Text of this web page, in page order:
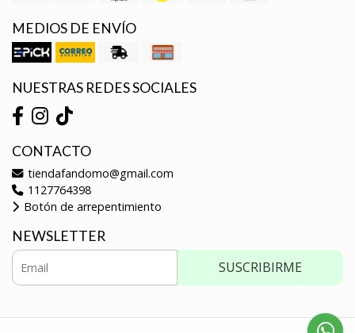
MEDIOS DE ENVÍO
NUESTRAS REDES SOCIALES
CONTACTO
tiendafandomo@gmail.com
1127764398
Botón de arrepentimiento
NEWSLETTER
SUSCRIBIRME